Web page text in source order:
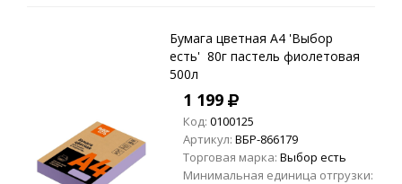
Бумага цветная A4 'Выбор
есть' 80г пастель фиолетовая
500л
1 199
Код: 0100125
Артикул: ВБР-866179
Торговая марка: Выбор есть
Минимальная единица отгрузки: